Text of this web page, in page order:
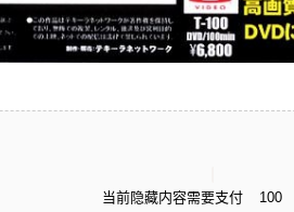
当前隐藏内容需要支付 100